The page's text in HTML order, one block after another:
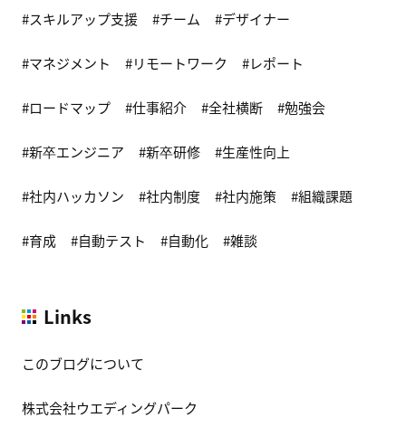
スキルアップ支援 チーム デザイナー
マネジメント リモートワーク レポート
ロードマップ 仕事紹介 全社横断 勉強会
新卒エンジニア 新卒研修 生産性向上
社内ハッカソン 社内制度 社内施策 組織課題
育成 自動テスト 自動化 雑談
Links
このブログについて
株式会社ウエディングパーク